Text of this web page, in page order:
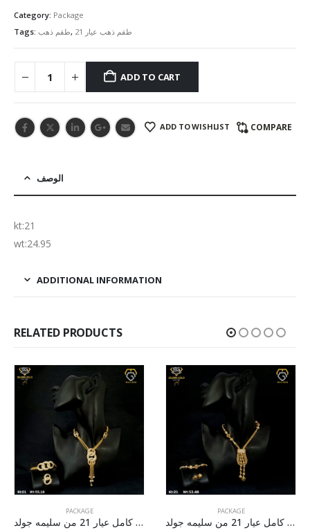
Category: Package
Tags: طقم ذهب, طقم ذهب عيار 21
ADD TO CART
ADD TO WISHLIST COMPARE
الوصف
kt:21
wt:24.95
ADDITIONAL INFORMATION
RELATED PRODUCTS
PACKAGE
طقم ذهب كامل عيار 21 من سليمه جولد
PACKAGE
طقم ذهب كامل عيار 21 من سليمه جولد